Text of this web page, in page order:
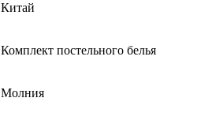
Китай
Комплект постельного белья
Молния